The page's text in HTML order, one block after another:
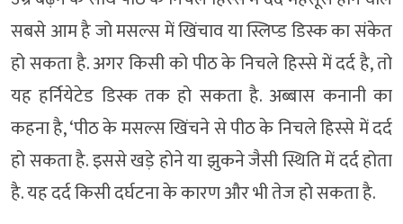
सबसे आम है जो मसल्स में खिंचाव या स्लिप्ड डिस्क का संकेत
हो सकता है. अगर किसी को पीठ के निचले हिस्से में दर्द है, तो
यह हर्नियेटेड डिस्क तक हो सकता है. अब्बास कनानी का
कहना है, ‘पीठ के मसल्स खिंचने से पीठ के निचले हिस्से में दर्द
हो सकता है. इससे खड़े होने या झुकने जैसी स्थिति में दर्द होता
है. यह दर्द किसी दर्घटना के कारण और भी तेज हो सकता है.